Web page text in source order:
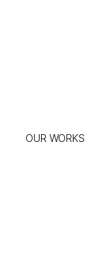
OUR WORKS